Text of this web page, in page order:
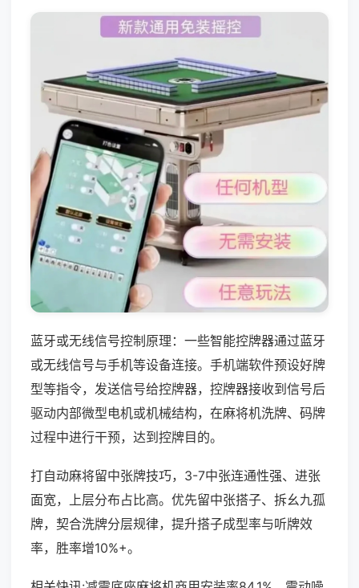
蓝牙或无线信号控制原理：一些智能控牌器通过蓝牙
或无线信号与手机等设备连接。手机端软件预设好牌
型等指令，发送信号给控牌器，控牌器接收到信号后
驱动内部微型电机或机械结构，在麻将机洗牌、码牌
过程中进行干预，达到控牌目的。
打自动麻将留中张牌技巧，3-7中张连通性强、进张
面宽，上层分布占比高。优先留中张搭子、拆幺九孤
牌，契合洗牌分层规律，提升搭子成型率与听牌效
率，胜率增10%+。